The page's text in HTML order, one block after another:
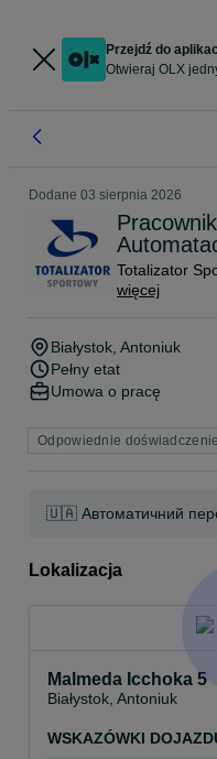
Przejdź do
Otwieraj OLX
Dodane 03 sierpnia 2026
Totalizator
więcej
Białystok , Antoniuk
Pełny etat
Umowa o pracę
Odpowiednie
🇺🇦 Автоматичний
Lokalizacja
Malmeda Icchoka 5
Białystok, Antoniuk
WSKAZÓWKI